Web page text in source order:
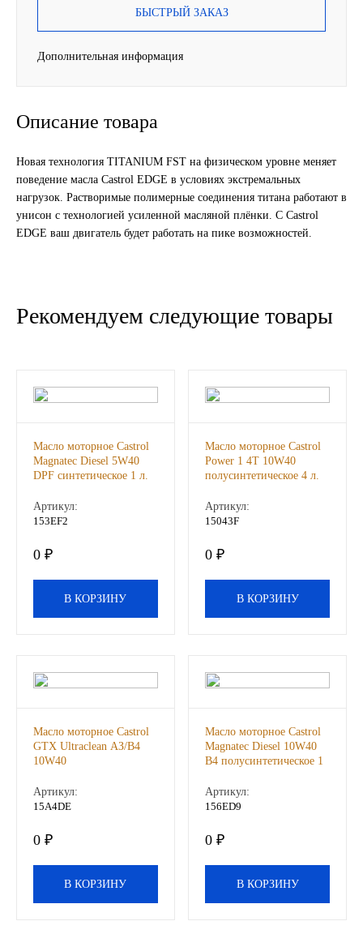
MOZER
АПП
ГПЗ
Охлаждающие жидкости
Специальные жидкости
Автосмазки
CHEVRON
OIL RIGHT
ГАЗПРОМ
Автозапчасти
ЗИЛ
ВАЗ
БЫСТРЫЙ ЗАКАЗ
Дополнительная информация
Описание товара
Новая технология TITANIUM FST на физическом уровне меняет
поведение масла Castrol EDGE в условиях экстремальных
нагрузок. Растворимые полимерные соединения титана работают в
унисон с технологией усиленной масляной плёнки. С Castrol
EDGE ваш двигатель будет работать на пике возможностей.
Рекомендуем следующие товары
Масло моторное Castrol
Magnatec Diesel 5W40
DPF синтетическое 1 л.
Артикул:
153EF2
0 ₽
В КОРЗИНУ
Масло моторное Castrol
Power 1 4T 10W40
полусинтетическое 4 л.
Артикул:
15043F
0 ₽
В КОРЗИНУ
Масло моторное Castrol
GTX Ultraclean АЗ/В4
10W40
Артикул:
15A4DE
0 ₽
В КОРЗИНУ
Масло моторное Castrol
Magnatec Diesel 10W40
B4 полусинтетическое 1
Артикул:
156ED9
0 ₽
В КОРЗИНУ